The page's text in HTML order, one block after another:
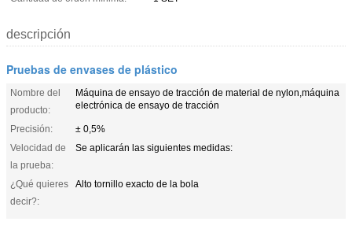
descripción
Pruebas de envases de plástico
Nombre del
producto:
Máquina de ensayo de tracción de material de nylon,máquina
electrónica de ensayo de tracción
Precisión:
± 0,5%
Velocidad de
la prueba:
Se aplicarán las siguientes medidas:
¿Qué quieres
decir?:
Alto tornillo exacto de la bola